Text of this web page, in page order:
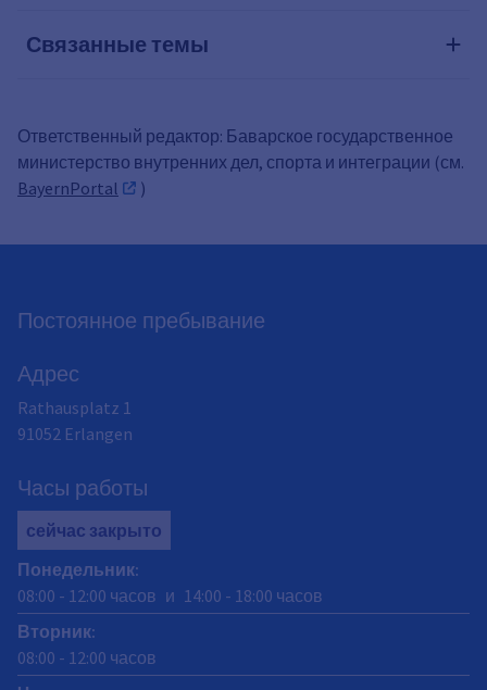
Связанные темы
Ответственный редактор: Баварское государственное
министерство внутренних дел, спорта и интеграции (см.
BayernPortal
)
Постоянное пребывание
Адрес
Rathausplatz 1
91052 Erlangen
Часы работы
сейчас закрыто
Понедельник:
08:00 - 12:00 часов и 14:00 - 18:00 часов
Вторник:
08:00 - 12:00 часов